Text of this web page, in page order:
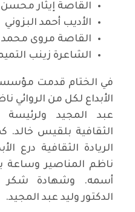
القاصة إيثار محسن
الأديب أحمد البزوني
القاصة مروى محمد
الشاعرة زينب
في الختام قدمت مؤسسة
الأبداع لكل من الروائي
عبد المجيد
الثقافية بلقيس
الريادة الثقافية درع
ناظم المناصير وساعة
أسمه. وشهادة شكر
الدكتور وليد عبد المجيد.